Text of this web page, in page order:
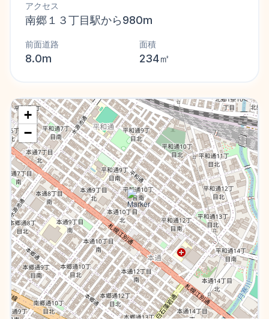
アクセス
南郷１３丁目駅から980m
前面道路
8.0m
面積
234㎡
+
−